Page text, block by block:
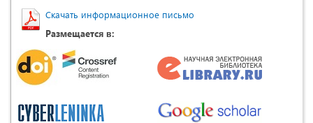
Скачать информационное письмо
Размещается в: